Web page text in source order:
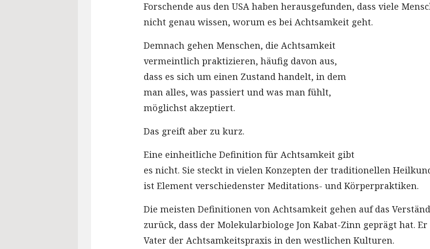
Forschende aus den USA haben herausgefunden, dass viele
nicht genau wissen, worum es bei Achtsamkeit geht.
Demnach gehen Menschen, die Achtsamkeit
vermeintlich praktizieren, häufig davon aus,
dass es sich um einen Zustand handelt, in dem
man alles, was passiert und was man fühlt,
möglichst akzeptiert.
Das greift aber zu kurz.
Eine einheitliche Definition für Achtsamkeit gibt
es nicht. Sie steckt in vielen Konzepten der traditionellen
ist Element verschiedenster Meditations- und Körperpraktiken.
Die meisten Definitionen von Achtsamkeit gehen auf das
zurück, dass der Molekularbiologe Jon Kabat-Zinn geprägt hat.
Vater der Achtsamkeitspraxis in den westlichen Kulturen.